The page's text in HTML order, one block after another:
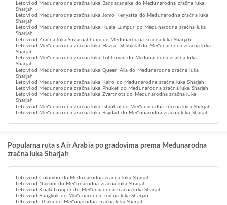
Letovi od Međunarodna zračna luka Bandaranaike do Međunarodna zračna luka
Sharjah
Letovi od Međunarodna zračna luka Jomo Kenyatta do Međunarodna zračna luka
Sharjah
Letovi od Međunarodna zračna luka Kuala Lumpur do Međunarodna zračna luka
Sharjah
Letovi od Zračna luka Suvarnabhumi do Međunarodna zračna luka Sharjah
Letovi od Međunarodna zračna luka Hazrat Shahjalal do Međunarodna zračna luka
Sharjah
Letovi od Međunarodna zračna luka Tribhuvan do Međunarodna zračna luka
Sharjah
Letovi od Međunarodna zračna luka Queen Alia do Međunarodna zračna luka
Sharjah
Letovi od Međunarodna zračna luka Kairo do Međunarodna zračna luka Sharjah
Letovi od Međunarodna zračna luka Phuket do Međunarodna zračna luka Sharjah
Letovi od Međunarodna zračna luka Zvartnots do Međunarodna zračna luka
Sharjah
Letovi od Međunarodna zračna luka Istanbul do Međunarodna zračna luka Sharjah
Letovi od Međunarodna zračna luka Bagdad do Međunarodna zračna luka Sharjah
Popularna ruta s Air Arabia po gradovima prema Međunarodna
zračna luka Sharjah
Letovi od Colombo do Međunarodna zračna luka Sharjah
Letovi od Nairobi do Međunarodna zračna luka Sharjah
Letovi od Kuala Lumpur do Međunarodna zračna luka Sharjah
Letovi od Bangkok do Međunarodna zračna luka Sharjah
Letovi od Dhaka do Međunarodna zračna luka Sharjah